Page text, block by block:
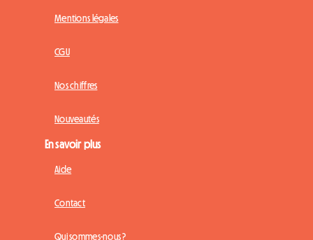
Mentions légales
CGU
Nos chiffres
Nouveautés
En savoir plus
Aide
Contact
Qui sommes-nous ?